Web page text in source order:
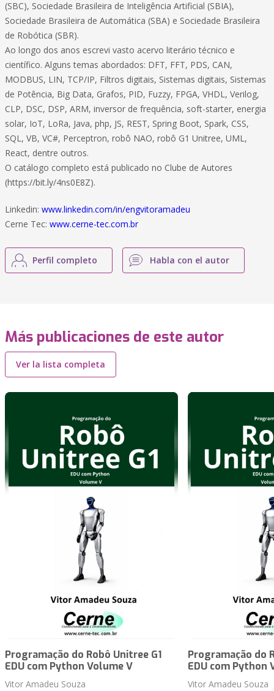
(SBC), Sociedade Brasileira de Inteligência Artificial (SBIA),
Sociedade Brasileira de Automática (SBA) e Sociedade Brasileira
de Robótica (SBR).
Ao longo dos anos escrevi vasto acervo literário técnico e
científico. Alguns temas abordados: DFT, FFT, PDS, CAN,
MODBUS, LIN, TCP/IP, Filtros digitais, Sistemas digitais, Sistemas
de Potência, Big Data, Grafos, PID, Fuzzy, FPGA, VHDL, Verilog,
CLP, DSC, DSP, ARM, inversor de frequência, soft-starter, energia
solar, IoT, LoRa, Java, php, JS, REST, Spring Boot, Spark, CSS,
SQL, VB, VC#, Perceptron, robô NAO, robô G1 Unitree, UML,
React, dentre outros.
O catálogo completo está publicado no Clube de Autores
(https://bit.ly/4ns0E8Z).
Linkedin: www.linkedin.com/in/engvitoramadeu
Cerne Tec: www.cerne-tec.com.br
Perfil completo Habla con el autor
Más publicaciones de este autor
Ver la lista completa
Programação do Robô Unitree G1
EDU com Python Volume V
Vitor Amadeu Souza
Programação do
EDU com Python
Vitor Amadeu Souza